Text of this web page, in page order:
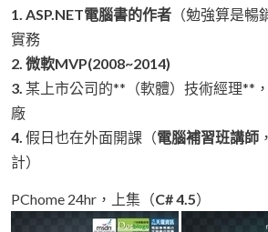
1. ASP.NET電腦書的作者 （勉強算是暢
實務
2. 微軟MVP(2008~2014)
3. 某上市公司的**（軟體）技術經理**
廠
4. 假日也在外面開課（電腦補習班講師
計）
PChome 24hr，上集（C# 4.5）